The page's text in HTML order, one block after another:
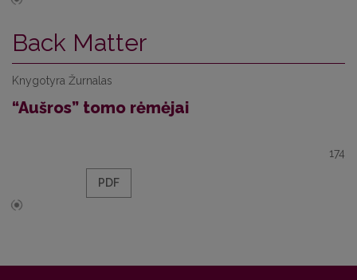
Back Matter
Knygotyra Žurnalas
“Aušros” tomo rėmėjai
174
PDF